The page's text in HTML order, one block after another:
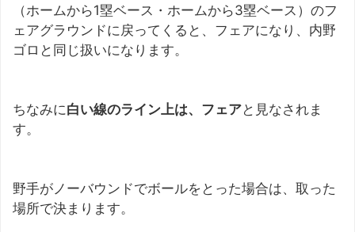
（ホームから1塁ベース・ホームから3塁ベース）のフ
ェアグラウンドに戻ってくると、フェアになり、内野
ゴロと同じ扱いになります。
ちなみに白い線のライン上は、フェアと見なされま
す。
野手がノーバウンドでボールをとった場合は、取った
場所で決まります。